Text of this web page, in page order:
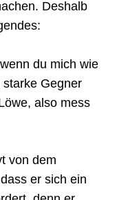
Deshalb
du mich wie
Gegner
also mess
von dem
er sich ein